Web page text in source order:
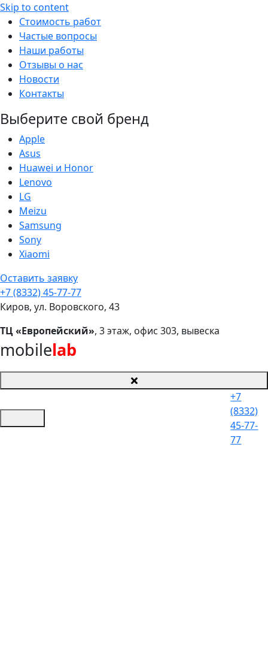
Skip to content
Стоимость работ
Частые вопросы
Наши работы
Отзывы о нас
Новости
Контакты
Выберите свой бренд
Apple
Asus
Huawei и Honor
Lenovo
LG
Meizu
Samsung
Sony
Xiaomi
Оставить заявку
+7 (8332) 45-77-77
Киров, ул. Воровского, 43
ТЦ «Европейский», 3 этаж, офис 303, вывеска
mobilelab
+7
(8332)
45-77-
77